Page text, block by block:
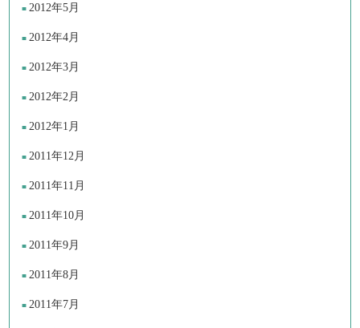
2012年5月
2012年4月
2012年3月
2012年2月
2012年1月
2011年12月
2011年11月
2011年10月
2011年9月
2011年8月
2011年7月